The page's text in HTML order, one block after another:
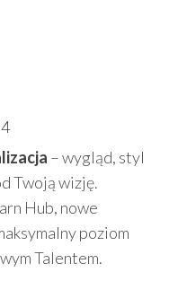
– wygląd, styl
Twoją wizję.
Hub, nowe
poziom
Talentem.